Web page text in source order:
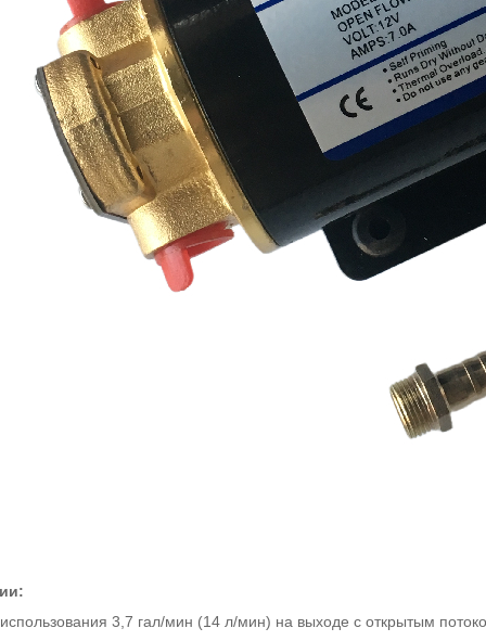
3,7 гал/мин (14 л/мин) на выходе с открытым